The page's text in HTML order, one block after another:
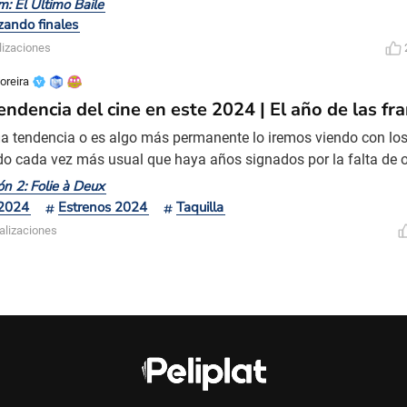
Sin embargo, ¿por qué baile ("dance")? ¿Cuándo en las
Venom bailaba? Quizás Cletus Kasady porque estab
El Último Baile
finales
del cine en este 2024 | El año de las
tendencia o es algo más permanente lo iremos viendo con
cada vez más usual que haya años signados por la falta de
o precuelas y por volver a traer una nueva película de una
como el término saga cuando éramos chicos, ahora ya es
de ello. En este año, entre
2: Folie à Deux
Estrenos 2024 Taquilla